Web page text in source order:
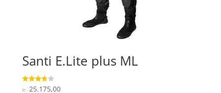
Santi E.Lite plus ML
Vurderet
kr. 25.175,00